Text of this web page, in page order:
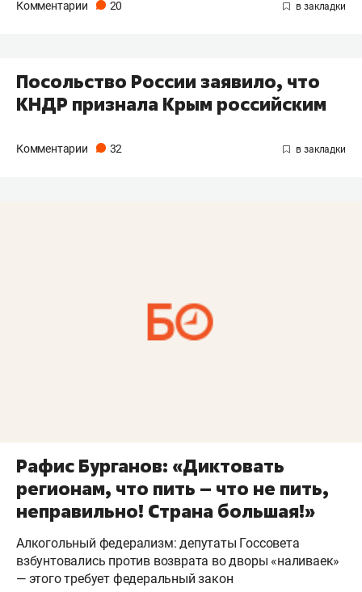
Комментарии 20
Посольство России заявило, что
КНДР признала Крым российским
Комментарии 32
Рафис Бурганов: «Диктовать
регионам, что пить – что не пить,
неправильно! Страна большая!»
Алкогольный федерализм: депутаты Госсовета
взбунтовались против возврата во дворы «наливаек»
— этого требует федеральный закон